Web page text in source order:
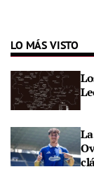
LO MÁS VISTO